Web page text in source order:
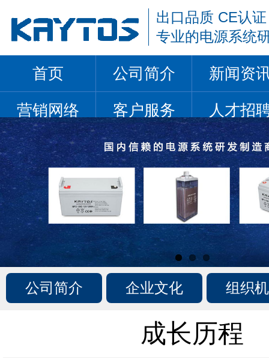
出口品质 CE认证
专业的电源系统
首页 公司简介 新闻资
营销网络 客户服务 人才招
公司简介 企业文化 组织
成长历程